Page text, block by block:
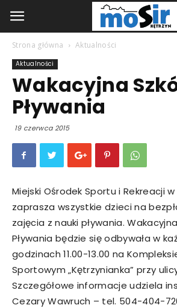
Strona główna Aktualności
Aktualności
Wakacyjna
Pływania
19 czerwca 2015
Miejski Ośrodek Sportu i Rekreacji
zaprasza wszystkie dzieci na
zajęcia z nauki pływania. Wakacyjna
Pływania będzie się odbywała w
godzinach 11.00-13.00 na
Sportowym „Kętrzynianka” przy
Szczegółowe informacje udziela
Cezary Wawruch – tel. 504-404-